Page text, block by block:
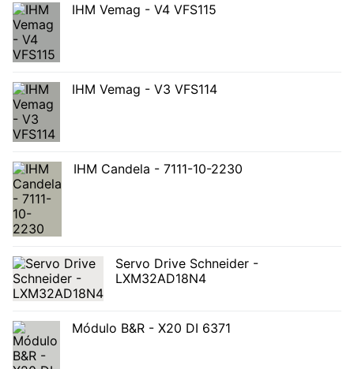
IHM Vemag - V4 VFS115
IHM Vemag - V3 VFS114
IHM Candela - 7111-10-2230
Servo Drive Schneider -
LXM32AD18N4
Módulo B&R - X20 DI 6371